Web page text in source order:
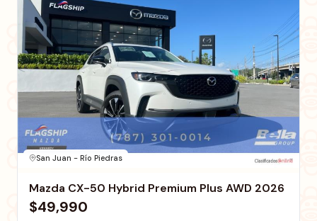
San Juan - Río Piedras
Mazda CX-50 Hybrid Premium Plus AWD 2026
$49,990